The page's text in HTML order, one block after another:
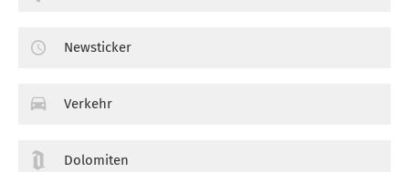
Newsticker
Verkehr
Dolomiten